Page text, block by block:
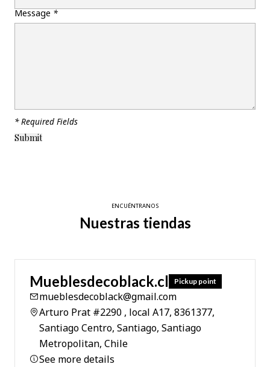
Message*
* Required Fields
ENCUÉNTRANOS
Nuestras tiendas
Mueblesdecoblack.cl Pickup point
mueblesdecoblack@gmail.com
Arturo Prat #2290 , local A17, 8361377,
Santiago Centro, Santiago, Santiago
Metropolitan, Chile
See more details